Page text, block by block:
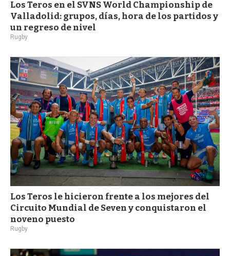
Los Teros en el SVNS World Championship de
Valladolid: grupos, días, hora de los partidos y
un regreso de nivel
Rugby
Los Teros le hicieron frente a los mejores del
Circuito Mundial de Seven y conquistaron el
noveno puesto
Rugby